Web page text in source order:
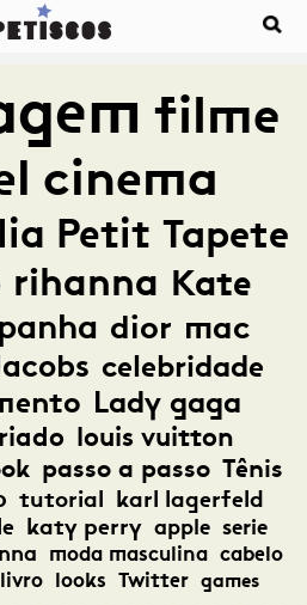
filme
cinema
Petit Tapete
rihanna Kate
dior mac
celebridade
Lady gaga
louis vuitton
passo a passo Tênis
tutorial karl lagerfeld
katy perry apple serie
moda masculina cabelo
livro looks Twitter games